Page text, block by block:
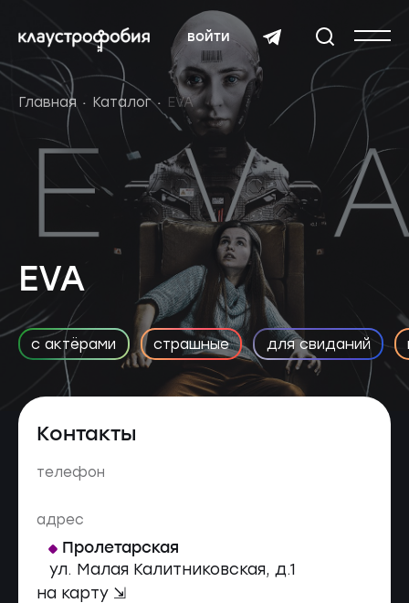
войти
Главная Каталог EVA
EVA
с актёрами страшные для свиданий
Контакты
телефон
адрес
Пролетарская
ул. Малая Калитниковская, д.1
на карту ⇲